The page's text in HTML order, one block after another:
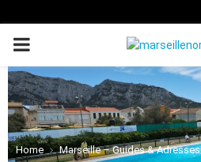
PRIMARY
MENU
Home Marseille – Guides & Adresses